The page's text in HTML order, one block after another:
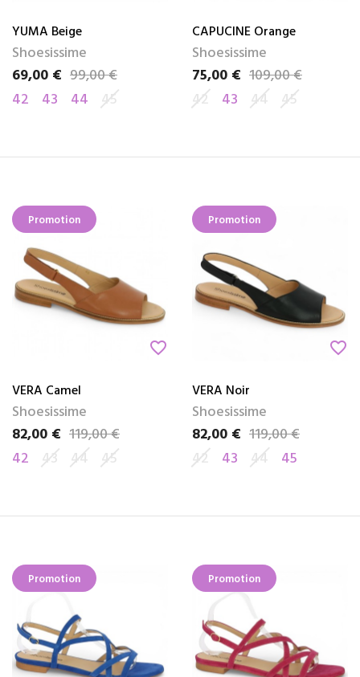
YUMA Beige
Shoesissime
Prix
69,00 €
Prix de base99,00 €
42
43 44 45
CAPUCINE Orange
Shoesissime
Prix
75,00 €
Prix de base109,00 €
42
43 44 45
Promotion
favorite_border
VERA Camel
Shoesissime
Prix
82,00 €
Prix de base119,00 €
42 43 44 45
Promotion
favorite_border
VERA Noir
Shoesissime
Prix
82,00 €
Prix de base119,00 €
42
43 44 45
Promotion Promotion